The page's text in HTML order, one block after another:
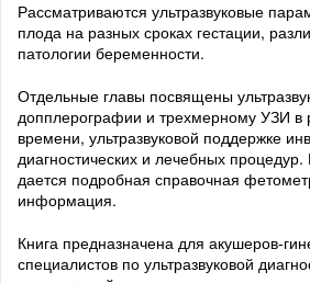
Рассматриваются ультразвуковые
плода на разных сроках гестации,
патологии беременности.
Отдельные главы посвящены
допплерографии и трехмерному УЗИ в
времени, ультразвуковой поддержке
диагностических и лечебных
дается подробная справочная
информация.
Книга предназначена для акушеров-
специалистов по ультразвуковой